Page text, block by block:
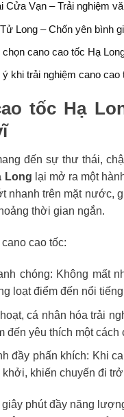
Cửa Vạn – Trải nghiệm
Long – Chốn yên bình
cano cao tốc Hạ
khi trải nghiệm cano cao
tốc Hạ
đến sự thư thái,
Long lại mở ra một
nhanh trên mặt nước,
thời gian ngắn.
cao tốc:
chóng: Không mất
loạt điểm đến nổi
cá nhân hóa trải
đến yêu thích một cách
đầy phấn khích: Khi
khiến chuyến đi
giây phút đầy năng